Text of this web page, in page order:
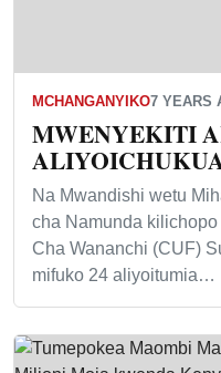
MCHANGANYIKO7 YEARS
MWENYEKITI
Na Mwandishi wetu
cha Namunda
Cha Wananchi (CUF)
mifuko 24 aliyoitumia…